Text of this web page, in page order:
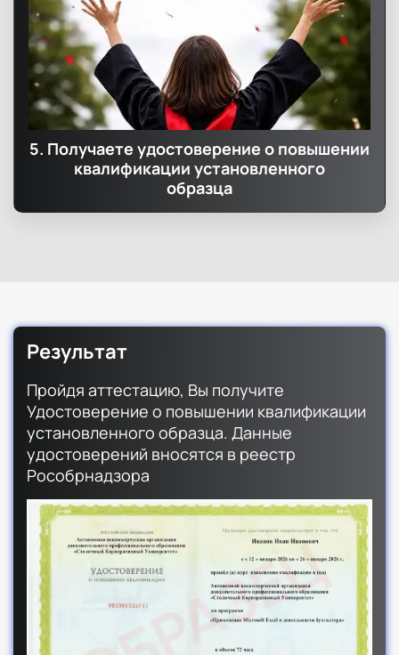
5. Получаете удостоверение о повышении
квалификации установленного
образца
Результат
Пройдя аттестацию, Вы получите
Удостоверение о повышении квалификации
установленного образца. Данные
удостоверений вносятся в реестр
Рособрнадзора